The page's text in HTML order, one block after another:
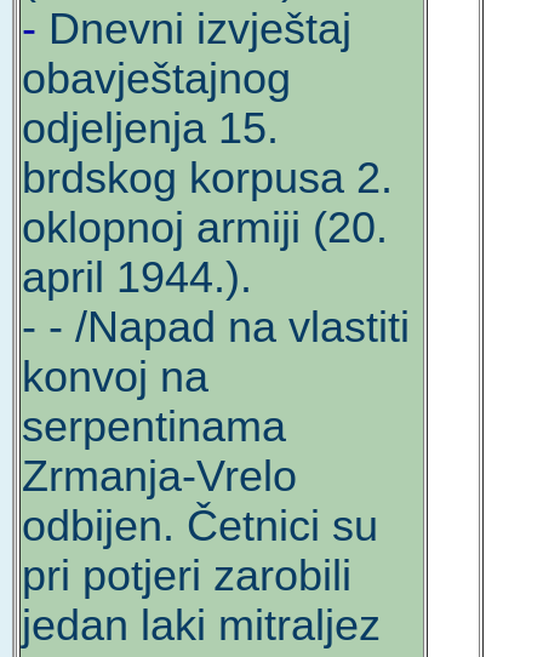
- Dnevni izvještaj
obavještajnog
odjeljenja 15.
brdskog korpusa 2.
oklopnoj armiji (20.
april 1944.).
- - /Napad na vlastiti
konvoj na
serpentinama
Zrmanja-Vrelo
odbijen. Četnici su
pri potjeri zarobili
jedan laki mitraljez